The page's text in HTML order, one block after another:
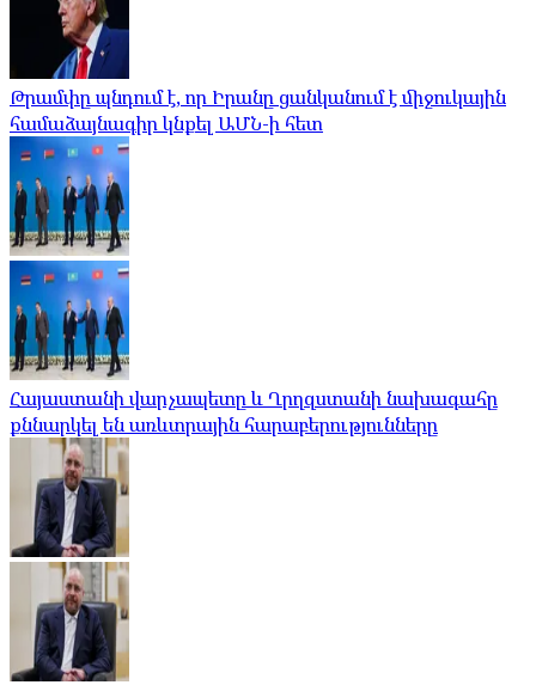
Թրամփը պնդում է, որ Իրանը ցանկանում է միջուկային
համաձայնագիր կնքել ԱՄՆ-ի հետ
Հայաստանի վարչապետը և Ղրղզստանի նախագահը
քննարկել են առևտրային հարաբերությունները